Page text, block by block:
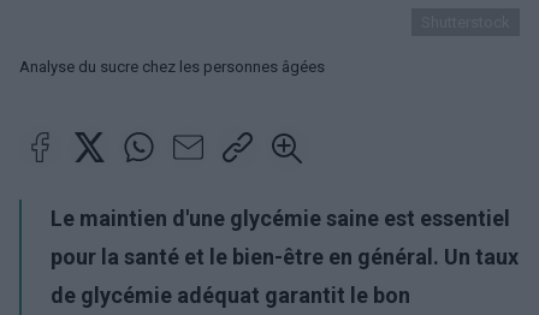
Analyse du sucre chez les personnes âgées
Le maintien d'une glycémie saine est essentiel
pour la santé et le bien-être en général. Un taux
de glycémie adéquat garantit le bon